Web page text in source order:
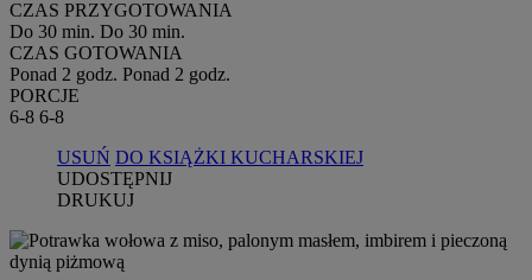
CZAS PRZYGOTOWANIA
Do 30 min. Do 30 min.
CZAS GOTOWANIA
Ponad 2 godz. Ponad 2 godz.
PORCJE
6-8 6-8
USUŃ DO KSIĄŻKI KUCHARSKIEJ
UDOSTĘPNIJ
DRUKUJ